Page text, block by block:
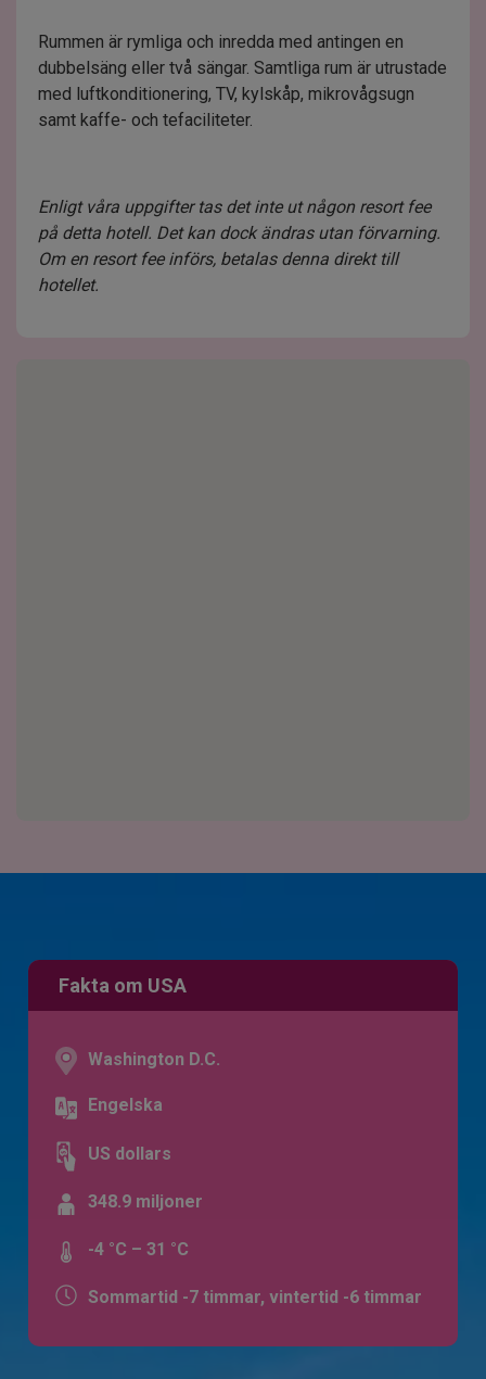
Rummen är rymliga och inredda med antingen en
dubbelsäng eller två sängar. Samtliga rum är utrustade
med luftkonditionering, TV, kylskåp, mikrovågsugn
samt kaffe- och tefaciliteter.
Enligt våra uppgifter tas det inte ut någon resort fee
på detta hotell. Det kan dock ändras utan förvarning.
Om en resort fee införs, betalas denna direkt till
hotellet.
Fakta om USA
Washington D.C.
Engelska
US dollars
348.9 miljoner
-4 °C – 31 °C
Sommartid -7 timmar, vintertid -6 timmar